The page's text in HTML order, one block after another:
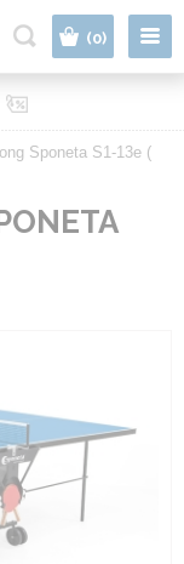
(0)
Sponeta S1-13e (